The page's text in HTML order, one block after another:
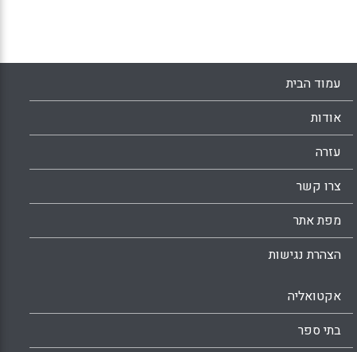
WhatsApp
Facebook
Email
X
עמוד הבית
אודות
עזרה
צרו קשר
מפת אתר
הצהרת נגישות
אקטואליה
בתי ספר